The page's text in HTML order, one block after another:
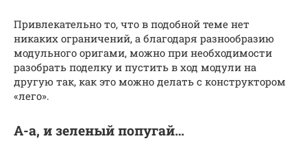
Привлекательно то, что в подобной теме нет
никаких ограничений, а благодаря разнообразию
модульного оригами, можно при необходимости
разобрать поделку и пустить в ход модули на
другую так, как это можно делать с конструктором
«лего».
А-а, и зеленый попугай…